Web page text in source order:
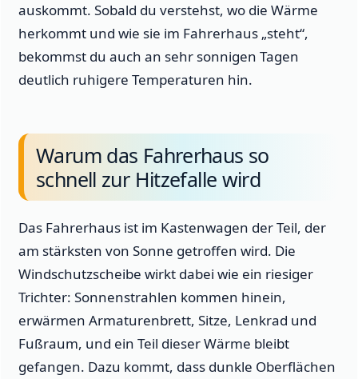
auskommt. Sobald du verstehst, wo die Wärme
herkommt und wie sie im Fahrerhaus „steht“,
bekommst du auch an sehr sonnigen Tagen
deutlich ruhigere Temperaturen hin.
Warum das Fahrerhaus so
schnell zur Hitzefalle wird
Das Fahrerhaus ist im Kastenwagen der Teil, der
am stärksten von Sonne getroffen wird. Die
Windschutzscheibe wirkt dabei wie ein riesiger
Trichter: Sonnenstrahlen kommen hinein,
erwärmen Armaturenbrett, Sitze, Lenkrad und
Fußraum, und ein Teil dieser Wärme bleibt
gefangen. Dazu kommt, dass dunkle Oberflächen